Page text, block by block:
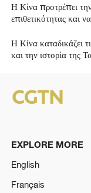
Η Κίνα προτρέπει
επιθετικότητας και
Η Κίνα καταδικάζει
και την ιστορία της
EXPLORE MORE
English
Français